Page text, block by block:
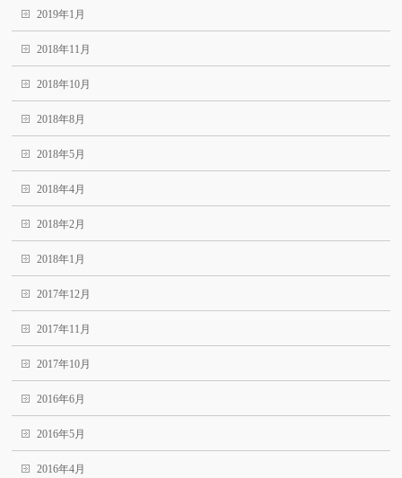
2019年1月
2018年11月
2018年10月
2018年8月
2018年5月
2018年4月
2018年2月
2018年1月
2017年12月
2017年11月
2017年10月
2016年6月
2016年5月
2016年4月